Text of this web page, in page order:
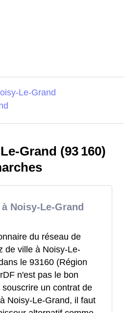
Le-Grand
Grand (93 160)
Noisy-Le-Grand
du réseau de
de ville à Noisy-Le-
le 93160 (Région
n'est pas le bon
un contrat de
Noisy-Le-Grand, il faut